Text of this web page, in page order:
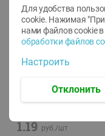
1.19 руб./шт
Для удобства
cookie. Нажимая
нами файлов cookie в
обработки файлов
Настроить
Отклонить